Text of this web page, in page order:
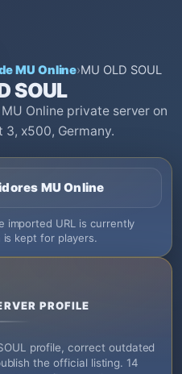
MU Online›MU OLD SOUL
SOUL
Online private server on
3, x500, Germany.
MU Online
imported URL is currently
is kept for players.
PROFILE
profile, correct outdated
the official listing. 14